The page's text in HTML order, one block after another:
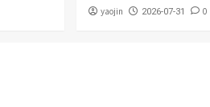
yaojin 2026-07-31 0